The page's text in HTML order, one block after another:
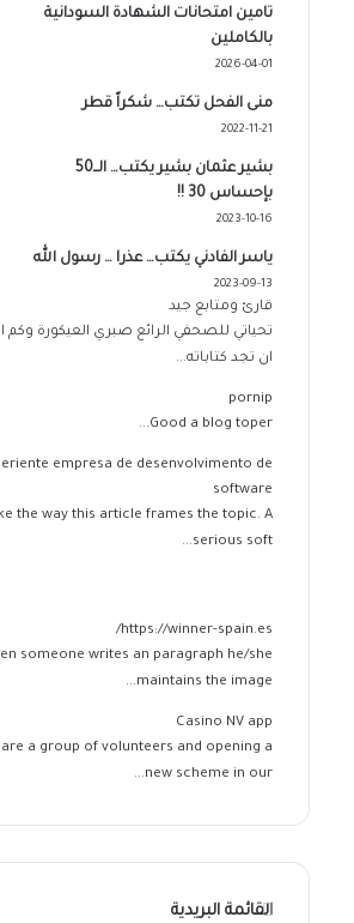
تامين امتحانات الشهادة السودانية
بالكاملين
2026-04-01
منى الفحل تكتب… شكراً قطر
2022-11-21
بشير عثمان بشير يكتب… الــ50
بإحساس 30 !!
2023-10-16
ياسر الفادني يكتب… عذرا … رسول الله
2023-09-13
قارئ ومتابع جيد
تحياتي للصحفي الرائع صبري العيكورة وكم
ان تجد كتاباته...
pornip
Good a blog toper...
empresa de desenvolvimento de
software
the way this article frames the topic. A
serious soft...
https://winner-spain.es/
someone writes an paragraph he/she
maintains the image...
Casino NV app
are a group of volunteers and opening a
new scheme in our...
القائمة البريدية